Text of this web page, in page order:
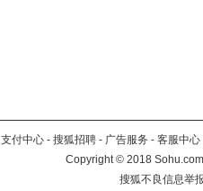
支付中心 - 搜狐招聘 - 广告服务 - 客服中心
Copyright©2018
搜狐不良信息举